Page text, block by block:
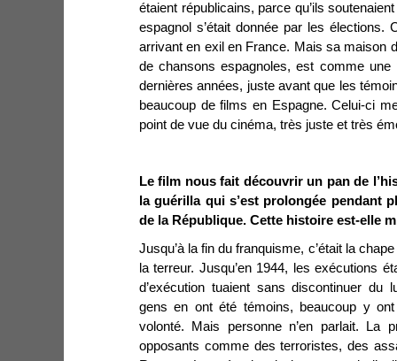
étaient républicains, parce qu’ils
espagnol s’était donnée par les élections.
arrivant en exil en France. Mais sa maison
de chansons espagnoles, est comme une
dernières années, juste avant que les
beaucoup de films en Espagne. Celui-ci
point de vue du cinéma, très juste et très
Le film nous fait découvrir un pan de
la guérilla qui s’est prolongée pendant
de la République. Cette histoire est-elle
Jusqu’à la fin du franquisme, c’était la
la terreur. Jusqu’en 1944, les exécutions
d’exécution tuaient sans discontinuer du
gens en ont été témoins, beaucoup y
volonté. Mais personne n’en parlait. La
opposants comme des terroristes, des